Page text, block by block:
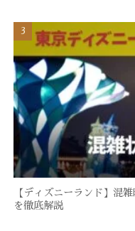
【ディズニーランド】混
を徹底解説